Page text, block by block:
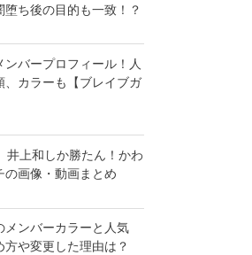
堕ち後の目的も一致！？
バープロフィール！人
、カラーも【ブレイブガ
井上和しか勝たん！かわ
の画像・動画まとめ
メンバーカラーと人気
方や変更した理由は？